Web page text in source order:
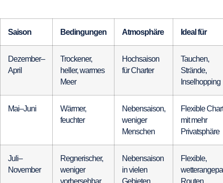
Saison Bedingungen Atmosphäre Ideal für
Dezember–
April
Trockener,
heller, warmes
Meer
Hochsaison
für Charter
Tauchen,
Strände,
Inselhopping
Mai–Juni
Wärmer,
feuchter
Nebensaison,
weniger
Menschen
Flexible
mit mehr
Privatsphäre
Juli–
November
Regnerischer,
weniger
Nebensaison
in vielen
Flexible,